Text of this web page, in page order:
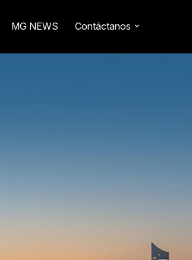
MG NEWS Contáctanos